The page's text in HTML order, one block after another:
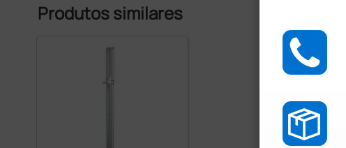
Produtos similares